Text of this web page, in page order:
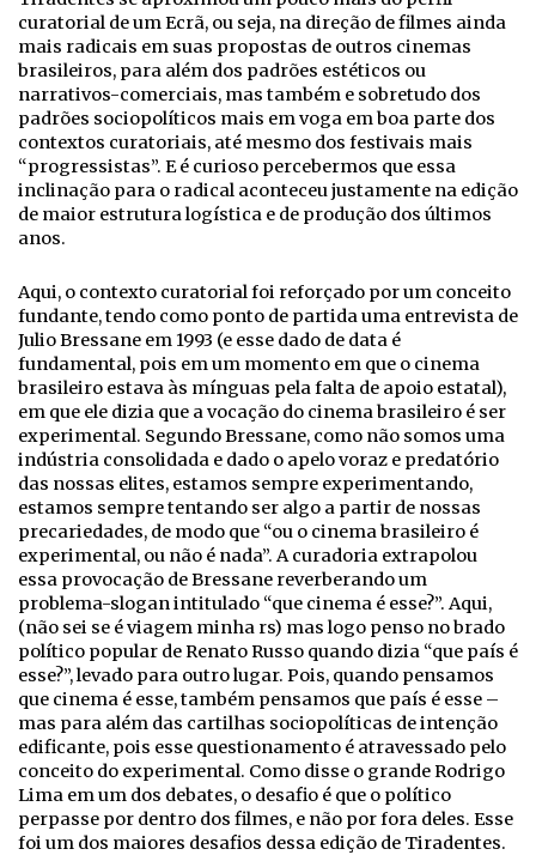
curatorial de um Ecrã, ou seja, na direção de filmes ainda
mais radicais em suas propostas de outros cinemas
brasileiros, para além dos padrões estéticos ou
narrativos-comerciais, mas também e sobretudo dos
padrões sociopolíticos mais em voga em boa parte dos
contextos curatoriais, até mesmo dos festivais mais
“progressistas”. E é curioso percebermos que essa
inclinação para o radical aconteceu justamente na edição
de maior estrutura logística e de produção dos últimos
anos.
Aqui, o contexto curatorial foi reforçado por um conceito
fundante, tendo como ponto de partida uma entrevista de
Julio Bressane em 1993 (e esse dado de data é
fundamental, pois em um momento em que o cinema
brasileiro estava às mínguas pela falta de apoio estatal),
em que ele dizia que a vocação do cinema brasileiro é ser
experimental. Segundo Bressane, como não somos uma
indústria consolidada e dado o apelo voraz e predatório
das nossas elites, estamos sempre experimentando,
estamos sempre tentando ser algo a partir de nossas
precariedades, de modo que “ou o cinema brasileiro é
experimental, ou não é nada”. A curadoria extrapolou
essa provocação de Bressane reverberando um
problema-slogan intitulado “que cinema é esse?”. Aqui,
(não sei se é viagem minha rs) mas logo penso no brado
político popular de Renato Russo quando dizia “que país é
esse?”, levado para outro lugar. Pois, quando pensamos
que cinema é esse, também pensamos que país é esse –
mas para além das cartilhas sociopolíticas de intenção
edificante, pois esse questionamento é atravessado pelo
conceito do experimental. Como disse o grande Rodrigo
Lima em um dos debates, o desafio é que o político
perpasse por dentro dos filmes, e não por fora deles. Esse
foi um dos maiores desafios dessa edição de Tiradentes.